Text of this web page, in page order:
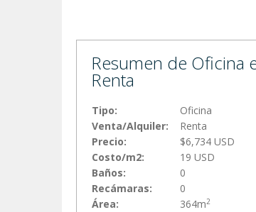
Resumen de Oficina
Renta
Tipo:
Oficina
Venta/Alquiler:
Renta
Precio:
$6,734 USD
Costo/m2:
19 USD
Baños:
0
Recámaras:
0
Área:
364m2